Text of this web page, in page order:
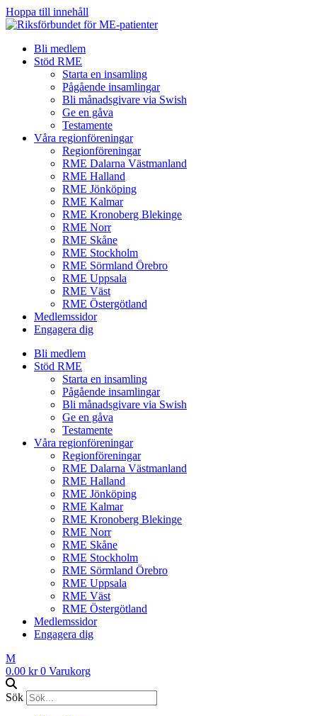
Hoppa till innehåll
Bli medlem
Stöd RME
Starta en insamling
Pågående insamlingar
Bli månadsgivare via Swish
Ge en gåva
Testamente
Våra regionföreningar
Regionföreningar
RME Dalarna Västmanland
RME Halland
RME Jönköping
RME Kalmar
RME Kronoberg Blekinge
RME Norr
RME Skåne
RME Stockholm
RME Sörmland Örebro
RME Uppsala
RME Väst
RME Östergötland
Medlemssidor
Engagera dig
Bli medlem
Stöd RME
Starta en insamling
Pågående insamlingar
Bli månadsgivare via Swish
Ge en gåva
Testamente
Våra regionföreningar
Regionföreningar
RME Dalarna Västmanland
RME Halland
RME Jönköping
RME Kalmar
RME Kronoberg Blekinge
RME Norr
RME Skåne
RME Stockholm
RME Sörmland Örebro
RME Uppsala
RME Väst
RME Östergötland
Medlemssidor
Engagera dig
M
0.00 kr 0 Varukorg
Sök